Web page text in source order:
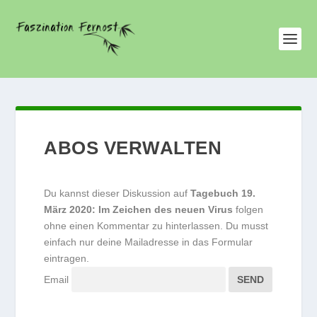
ABOS VERWALTEN
Du kannst dieser Diskussion aufTagebuch 19.
März 2020: Im Zeichen des neuen Virus folgen
ohne einen Kommentar zu hinterlassen. Du musst
einfach nur deine Mailadresse in das Formular
eintragen.
Email